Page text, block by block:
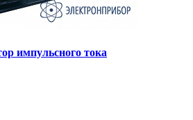
импульсного тока